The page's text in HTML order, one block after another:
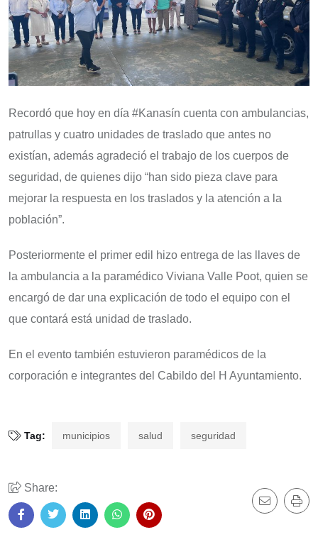
Recordó que hoy en día #Kanasín cuenta con ambulancias,
patrullas y cuatro unidades de traslado que antes no
existían, además agradeció el trabajo de los cuerpos de
seguridad, de quienes dijo “han sido pieza clave para
mejorar la respuesta en los traslados y la atención a la
población”.
Posteriormente el primer edil hizo entrega de las llaves de
la ambulancia a la paramédico Viviana Valle Poot, quien se
encargó de dar una explicación de todo el equipo con el
que contará está unidad de traslado.
En el evento también estuvieron paramédicos de la
corporación e integrantes del Cabildo del H Ayuntamiento.
Tag: municipios salud seguridad
Share: